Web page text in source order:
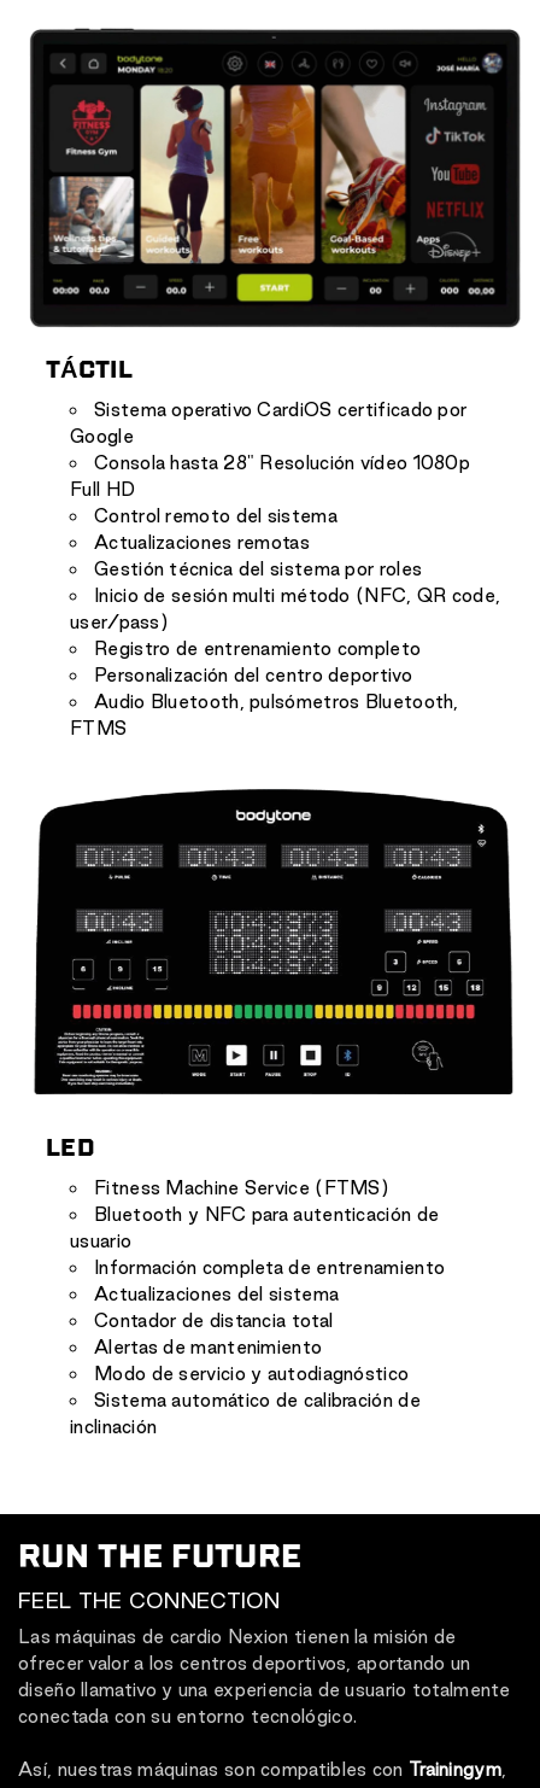
TÁCTIL
Sistema operativo CardiOS certificado por
Google
Consola hasta 28" Resolución vídeo 1080p
Full HD
Control remoto del sistema
Actualizaciones remotas
Gestión técnica del sistema por roles
Inicio de sesión multi método (NFC, QR code,
user/pass)
Registro de entrenamiento completo
Personalización del centro deportivo
Audio Bluetooth, pulsómetros Bluetooth,
FTMS
LED
Fitness Machine Service (FTMS)
Bluetooth y NFC para autenticación de
usuario
Información completa de entrenamiento
Actualizaciones del sistema
Contador de distancia total
Alertas de mantenimiento
Modo de servicio y autodiagnóstico
Sistema automático de calibración de
inclinación
RUN THE FUTURE
FEEL THE CONNECTION
Las máquinas de cardio Nexion tienen la misión de
ofrecer valor a los centros deportivos, aportando un
diseño llamativo y una experiencia de usuario totalmente
conectada con su entorno tecnológico.
Así, nuestras máquinas son compatibles con Trainingym,